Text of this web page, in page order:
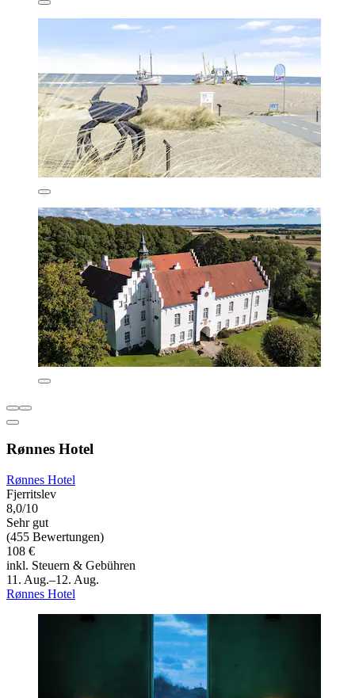
Rønnes Hotel
Rønnes Hotel
Fjerritslev
8,0/10
Sehr gut
(455 Bewertungen)
108 €
inkl. Steuern & Gebühren
11. Aug.–12. Aug.
Rønnes Hotel